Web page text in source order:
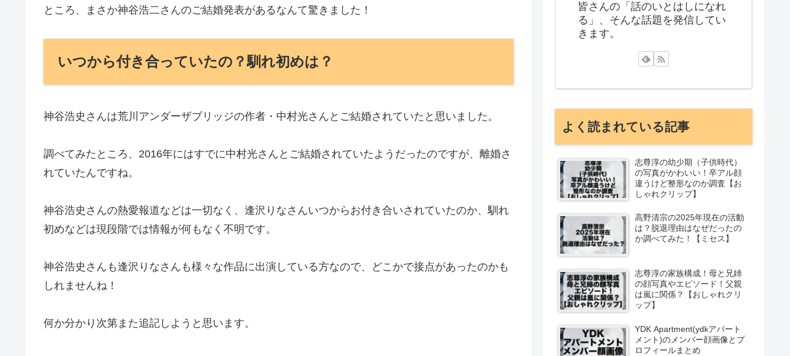
ところ、まさか神谷浩二さんのご結婚発表があるなんて驚きました！
いつから付き合っていたの？馴れ初めは？
神谷浩史さんは荒川アンダーザブリッジの作者・中村光さんとご結婚されていたと思いました。
調べてみたところ、2016年にはすでに中村光さんとご結婚されていたようだったのですが、離婚さ
れていたんですね。
神谷浩史さんの熱愛報道などは一切なく、逢沢りなさんいつからお付き合いされていたのか、馴れ
初めなどは現段階では情報が何もなく不明です。
神谷浩史さんも逢沢りなさんも様々な作品に出演している方なので、どこかで接点があったのかも
しれませんね！
何か分かり次第また追記しようと思います。
皆さんの「話のいとはしになれ
る」、そんな話題を発信してい
きます。
よく読まれている記事
志尊淳の幼少期（子供時代）
の写真がかわいい！卒アル顔
違うけど整形なのか調査【お
しゃれクリップ】
高野清宗の2025年現在の活動
は？脱退理由はなぜだったの
か調べてみた！【ミセス】
志尊淳の家族構成！母と兄姉
の顔写真やエピソード！父親
は嵐に関係？【おしゃれクリ
ップ】
YDK Apartment(ydkアパート
メント)のメンバー顔画像とプ
ロフィールまとめ